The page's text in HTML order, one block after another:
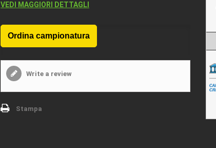
VEDI MAGGIORI DETTAGLI
Write a review
Stampa